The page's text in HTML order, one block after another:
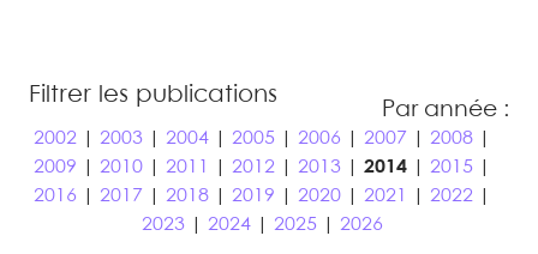
Filtrer les publications
Par année :
2002| 2003| 2004| 2005| 2006 2007 2008|
2009
2010| 2011 2012| 2013| 2014| 2015|
2016
2017 2018| 2019 2020| 2021 2022|
2023| 2024| 2025| 2026